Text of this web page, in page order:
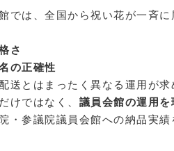
では、全国から祝い花が一斉に
さ
の正確性
送とはまったく異なる運用が求
けではなく、 議員会館の運用
・参議院議員会館への納品実